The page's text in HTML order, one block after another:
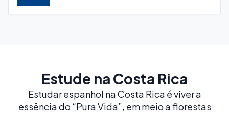
Estude na Costa Rica
Estudar espanhol na Costa Rica é viver a
essência do “Pura Vida”, em meio a florestas